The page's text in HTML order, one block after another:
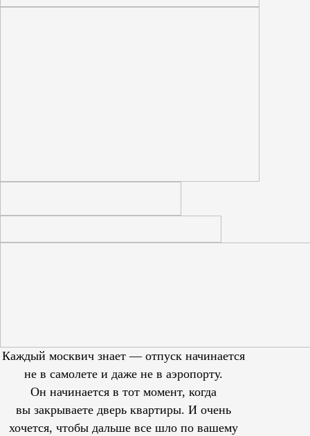
Каждый москвич знает — отпуск начинается
не в самолете и даже не в аэропорту.
Он начинается в тот момент, когда
вы закрываете дверь квартиры. И очень
хочется, чтобы дальше все шло по вашему